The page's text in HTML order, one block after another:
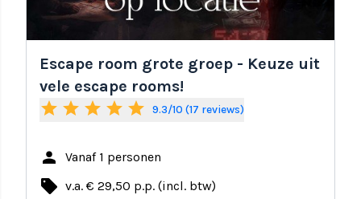
Escape room grote groep - Keuze uit
vele escape rooms!
star star star star star 9.3/10 (17 reviews)
person Vanaf 1 personen
local_offer v.a. € 29,50 p.p. (incl. btw)